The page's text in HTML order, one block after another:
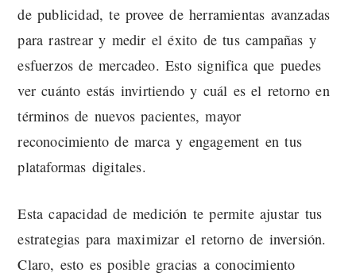
de publicidad, te provee de herramientas avanzadas
para rastrear y medir el éxito de tus campañas y
esfuerzos de mercadeo. Esto significa que puedes
ver cuánto estás invirtiendo y cuál es el retorno en
términos de nuevos pacientes, mayor
reconocimiento de marca y engagement en tus
plataformas digitales.
Esta capacidad de medición te permite ajustar tus
estrategias para maximizar el retorno de inversión.
Claro, esto es posible gracias a conocimiento